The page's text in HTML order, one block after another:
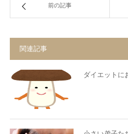
前の記事
関連記事
ダイエットに